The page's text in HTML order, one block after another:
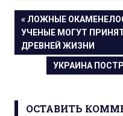
Навигация
по
записям
ПРЕДЫДУЩАЯ
ЗАПИСЬ:
ЛОЖНЫЕ
УЧЕНЫЕ МОГУТ
ДРЕВНЕЙ ЖИЗНИ
СЛЕДУЮЩАЯ
УКРАИНА
ОСТАВИТЬ